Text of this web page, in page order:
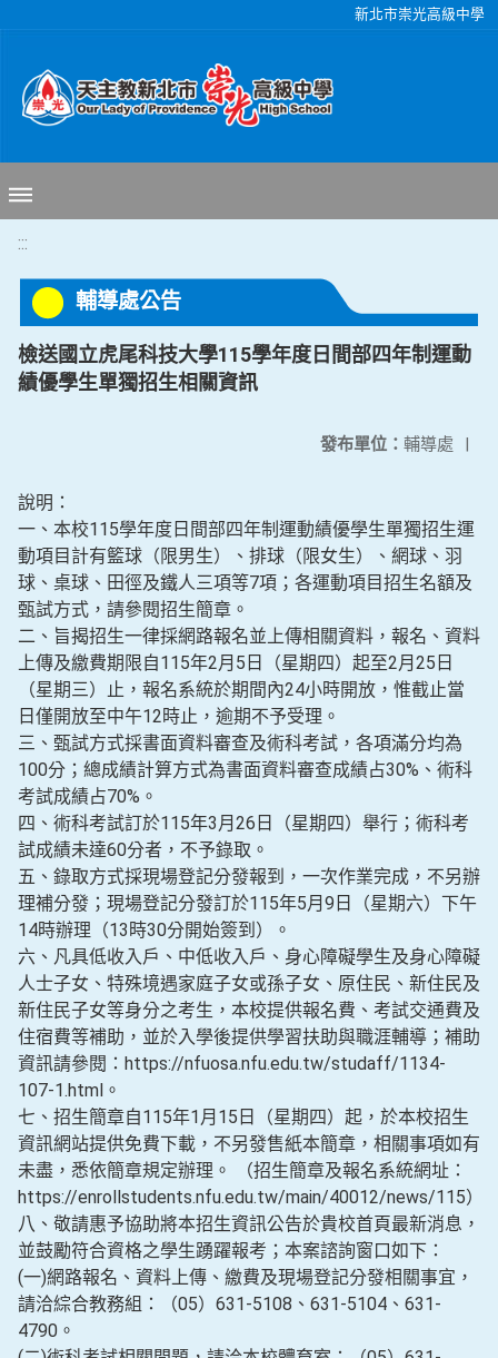
新北市崇光高級中學
:::
輔導處公告
檢送國立虎尾科技大學115學年度日間部四年制運動
績優學生單獨招生相關資訊
發布單位： 輔導處 |
說明：
一、本校115學年度日間部四年制運動績優學生單獨招生運
動項目計有籃球（限男生）、排球（限女生）、網球、羽
球、桌球、田徑及鐵人三項等7項；各運動項目招生名額及
甄試方式，請參閱招生簡章。
二、旨揭招生一律採網路報名並上傳相關資料，報名、資料
上傳及繳費期限自115年2月5日（星期四）起至2月25日
（星期三）止，報名系統於期間內24小時開放，惟截止當
日僅開放至中午12時止，逾期不予受理。
三、甄試方式採書面資料審查及術科考試，各項滿分均為
100分；總成績計算方式為書面資料審查成績占30%、術科
考試成績占70%。
四、術科考試訂於115年3月26日（星期四）舉行；術科考
試成績未達60分者，不予錄取。
五、錄取方式採現場登記分發報到，一次作業完成，不另辦
理補分發；現場登記分發訂於115年5月9日（星期六）下午
14時辦理（13時30分開始簽到）。
六、凡具低收入戶、中低收入戶、身心障礙學生及身心障礙
人士子女、特殊境遇家庭子女或孫子女、原住民、新住民及
新住民子女等身分之考生，本校提供報名費、考試交通費及
住宿費等補助，並於入學後提供學習扶助與職涯輔導；補助
資訊請參閱：https://nfuosa.nfu.edu.tw/studaff/1134-
107-1.html。
七、招生簡章自115年1月15日（星期四）起，於本校招生
資訊網站提供免費下載，不另發售紙本簡章，相關事項如有
未盡，悉依簡章規定辦理。 （招生簡章及報名系統網址：
https://enrollstudents.nfu.edu.tw/main/40012/news/115）
八、敬請惠予協助將本招生資訊公告於貴校首頁最新消息，
並鼓勵符合資格之學生踴躍報考；本案諮詢窗口如下：
(一)網路報名、資料上傳、繳費及現場登記分發相關事宜，
請洽綜合教務組：（05）631-5108、631-5104、631-
4790。